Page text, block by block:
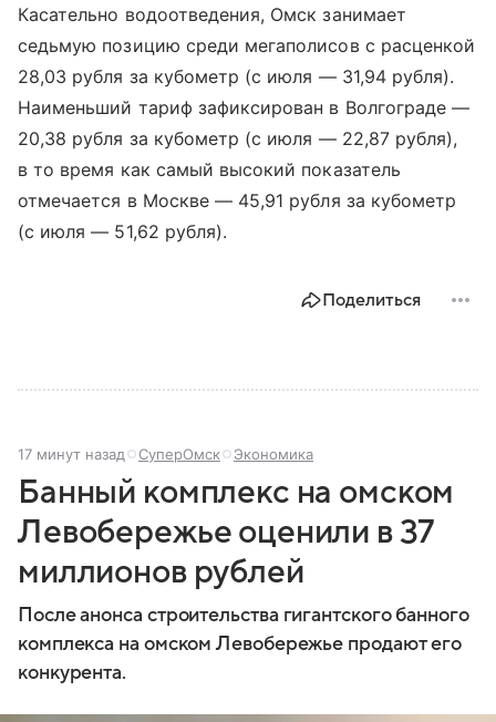
Касательно водоотведения, Омск занимает
седьмую позицию среди мегаполисов с расценкой
28,03 рубля за кубометр (с июля — 31,94 рубля).
Наименьший тариф зафиксирован в Волгограде —
20,38 рубля за кубометр (с июля — 22,87 рубля),
в то время как самый высокий показатель
отмечается в Москве — 45,91 рубля за кубометр
(с июля — 51,62 рубля).
Поделиться
17 минут назад СуперОмск Экономика
Банный комплекс на омском
Левобережье оценили в 37
миллионов рублей
После анонса строительства гигантского банного
комплекса на омском Левобережье продают его
конкурента.